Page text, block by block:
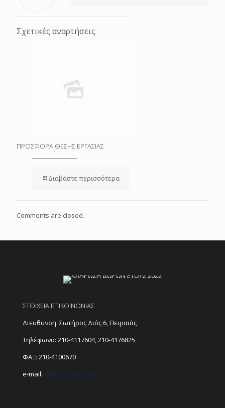
Σχετικές αναρτήσεις
ΠΡΟΣΦΟΡΑ ΘΕΣΗΣ ΕΡΓΑΣΙΑΣ
Διαβάστε περισσότερα
Comments are closed.
ΣΤΟΙΧΕΙΑ ΕΠΙΚΟΙΝΩΝΙΑΣ
Διευθυνση: Σωτήρος Διός 6, Πειραιάς
Τηλέφωνο: 210-4117604,210-4176825
ΦΑΞ: 210-4100670
e-mail: peathen@otenet.gr